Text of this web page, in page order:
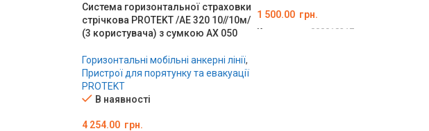
1 500.00 грн.
Код товару: 000018217
Система горизонтальної страховки
стрічкова PROTEKT /AE 320 10//10м/
(3 користувача) з сумкою AX 050
Горизонтальні мобільні анкерні лінії,
Пристрої для порятунку та евакуації
PROTEKT
В наявності
4 254.00 грн.